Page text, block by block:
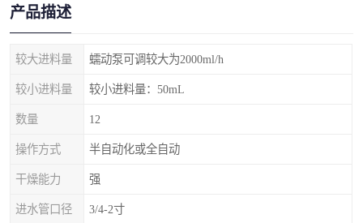
产品描述
较大进料量 蠕动泵可调较大为2000ml/h
较小进料量 较小进料量：50mL
数量 12
操作方式 半自动化或全自动
干燥能力 强
进水管口径 3/4-2寸